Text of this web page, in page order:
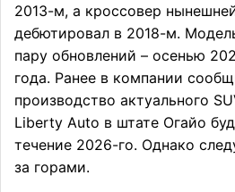
2013-м, а кроссовер
дебютировал в 2018-м.
пару обновлений – осенью
года. Ранее в компании
производство актуального
Liberty Auto в штате Огайо
течение 2026-го. Однако
за горами.